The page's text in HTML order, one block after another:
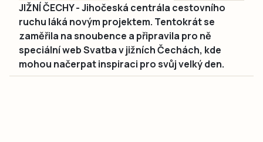
JIŽNÍ ČECHY - Jihočeská centrála cestovního
ruchu láká novým projektem. Tentokrát se
zaměřila na snoubence a připravila pro ně
speciální web Svatba v jižních Čechách, kde
mohou načerpat inspiraci pro svůj velký den.